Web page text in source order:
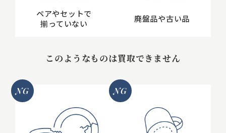
ペアやセットで
揃っていない
廃盤品や古い品
このようなものは買取できません
NG NG